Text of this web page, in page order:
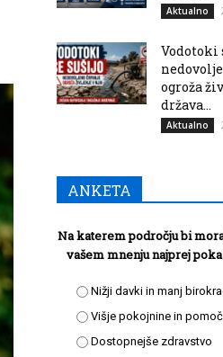
Aktualno
Vodotoki
ogroža
država...
Aktualno
ANKETA
Na katerem področju bi
vašem mnenju najprej
Nižji davki in manj
Višje pokojnine in
Dostopnejše zdravstvo